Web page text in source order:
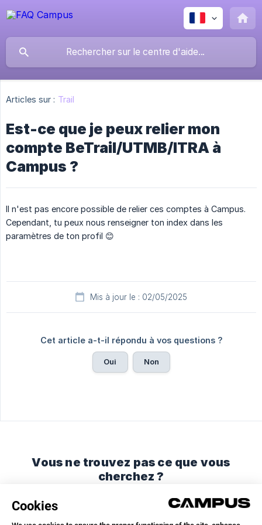
Articles sur : Trail
Est-ce que je peux relier mon
compte BeTrail/UTMB/ITRA à
Campus ?
Il n'est pas encore possible de relier ces comptes à Campus.
Cependant, tu peux nous renseigner ton index dans les
paramètres de ton profil 😊
Mis à jour le : 02/05/2025
Cet article a-t-il répondu à vos questions ?
Oui Non
Vous ne trouvez pas ce que vous
cherchez ?
Discutez avec nous ou envoyez-nous un email.